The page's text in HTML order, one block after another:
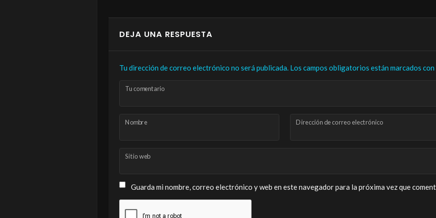
DEJA UNA RESPUESTA
Tu dirección de correo electrónico no será publicada. Los campos obligatorios están marcados con
Tu comentario
Nombre Dirección de correo electrónico
Sitio web
Guarda mi nombre, correo electrónico y web en este navegador para la próxima vez que